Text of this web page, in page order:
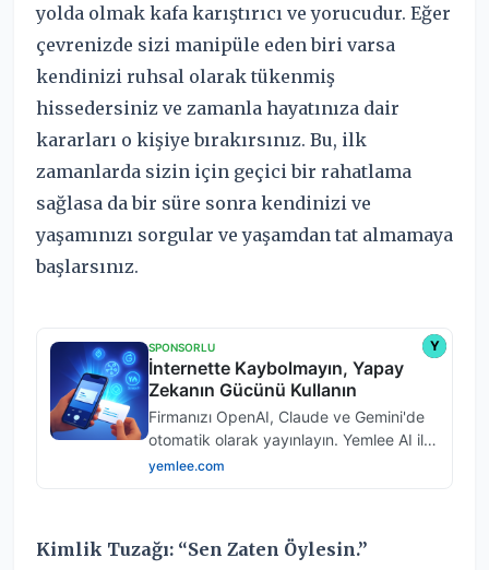
yolda olmak kafa karıştırıcı ve yorucudur. Eğer
çevrenizde sizi manipüle eden biri varsa
kendinizi ruhsal olarak tükenmiş
hissedersiniz ve zamanla hayatınıza dair
kararları o kişiye bırakırsınız. Bu, ilk
zamanlarda sizin için geçici bir rahatlama
sağlasa da bir süre sonra kendinizi ve
yaşamınızı sorgular ve yaşamdan tat almamaya
başlarsınız.
Kimlik Tuzağı: “Sen Zaten Öylesin.”